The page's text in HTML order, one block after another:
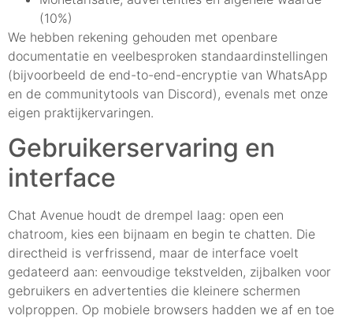
(10%)
We hebben rekening gehouden met openbare
documentatie en veelbesproken standaardinstellingen
(bijvoorbeeld de end-to-end-encryptie van WhatsApp
en de communitytools van Discord), evenals met onze
eigen praktijkervaringen.
Gebruikerservaring en
interface
Chat Avenue houdt de drempel laag: open een
chatroom, kies een bijnaam en begin te chatten. Die
directheid is verfrissend, maar de interface voelt
gedateerd aan: eenvoudige tekstvelden, zijbalken voor
gebruikers en advertenties die kleinere schermen
volproppen. Op mobiele browsers hadden we af en toe